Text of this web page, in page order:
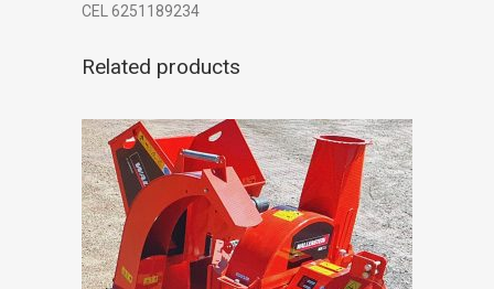
CEL 6251189234
Related products